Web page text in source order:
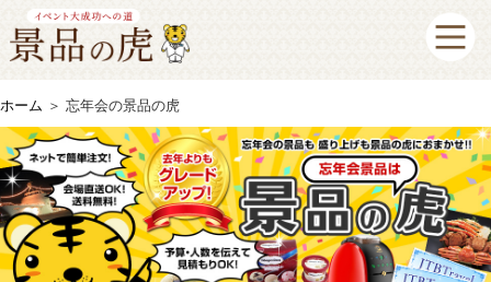
ホーム ＞ 忘年会の景品の虎